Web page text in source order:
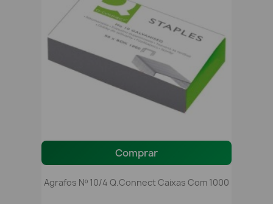
Comprar
Agrafos Nº 10/4 Q.Connect Caixas Com 1000